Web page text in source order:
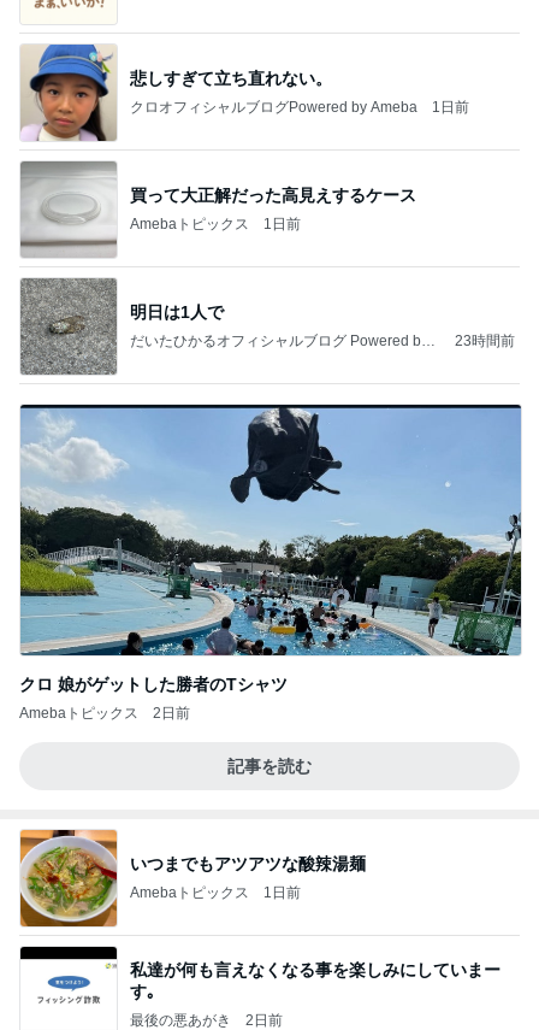
悲しすぎて立ち直れない。
クロオフィシャルブログPowered by Ameba 1日前
買って大正解だった高見えするケース
Amebaトピックス 1日前
明日は1人で
だいたひかるオフィシャルブログ Powered by
23時間前
クロ 娘がゲットした勝者のTシャツ
Amebaトピックス 2日前
記事を読む
いつまでもアツアツな酸辣湯麺
Amebaトピックス 1日前
私達が何も言えなくなる事を楽しみにしていまー
す｡
最後の悪あがき 2日前